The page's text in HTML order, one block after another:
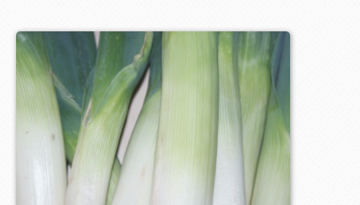
Unsere Biokiste
Produkte
Öffnungszeiten
Über uns
Datenschutz und Impressum